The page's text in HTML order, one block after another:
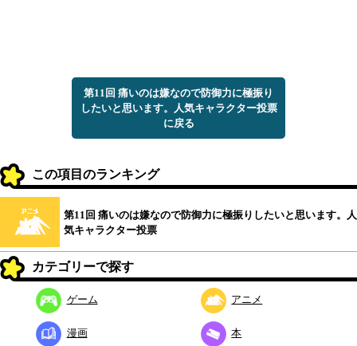
第11回 痛いのは嫌なので防御力に極振り
したいと思います。人気キャラクター投票
に戻る
この項目のランキング
第11回 痛いのは嫌なので防御力に極振りしたいと思います。人
気キャラクター投票
カテゴリーで探す
ゲーム アニメ
漫画 本